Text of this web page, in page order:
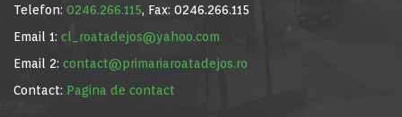
Telefon: 0246.266.115, Fax: 0246.266.115
Email 1: cl_roatadejos@yahoo.com
Email 2: contact@primariaroatadejos.ro
Contact: Pagina de contact